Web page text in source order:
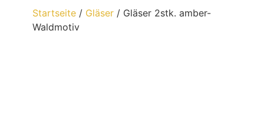
Startseite/ Gläser/ Gläser 2stk. amber-
Waldmotiv